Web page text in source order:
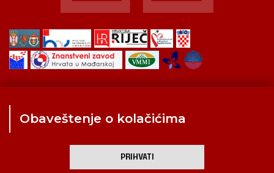
Kulturna scena
Obaveštenje o kolačićima
PRIHVATI